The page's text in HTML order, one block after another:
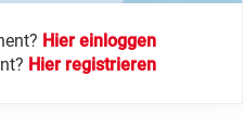
Hier einloggen
Hier registrieren